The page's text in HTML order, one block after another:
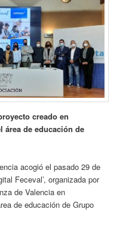
creado en
área de educación de
acogió el pasado 29 de
Feceval’, organizada por
de Valencia en
de educación de Grupo